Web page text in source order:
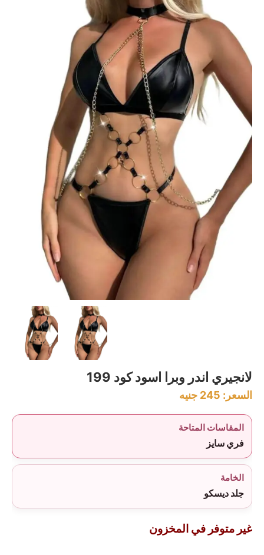
لانجيري اندر وبرا اسود كود 199
السعر: 245 جنيه
المقاسات المتاحة
فري سايز
الخامة
جلد ديسكو
غير متوفر في المخزون